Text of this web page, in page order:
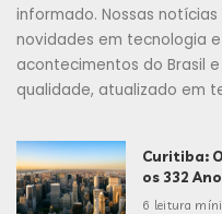
informado. Nossas
novidades em tecnologia
acontecimentos do Brasil
qualidade, atualizado em
Curitiba:
os 332
6 leitura